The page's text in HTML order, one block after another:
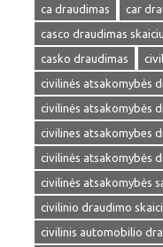
ca draudimas
car
casco draudimas
casko draudimas
civilinės atsakomybės
civilinės atsakomybės
civilines atsakomybes
civilinės atsakomybės
civilinės atsakomybės
civilinio draudimo
civilinis automobilio